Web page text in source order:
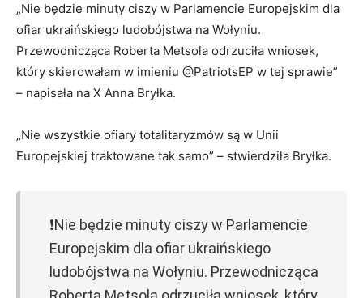
„Nie będzie minuty ciszy w Parlamencie Europejskim dla
ofiar ukraińskiego ludobójstwa na Wołyniu.
Przewodnicząca Roberta Metsola odrzuciła wniosek,
który skierowałam w imieniu @PatriotsEP w tej sprawie”
– napisała na X Anna Bryłka.
„Nie wszystkie ofiary totalitaryzmów są w Unii
Europejskiej traktowane tak samo” – stwierdziła Bryłka.
❗️Nie będzie minuty ciszy w Parlamencie
Europejskim dla ofiar ukraińskiego
ludobójstwa na Wołyniu. Przewodnicząca